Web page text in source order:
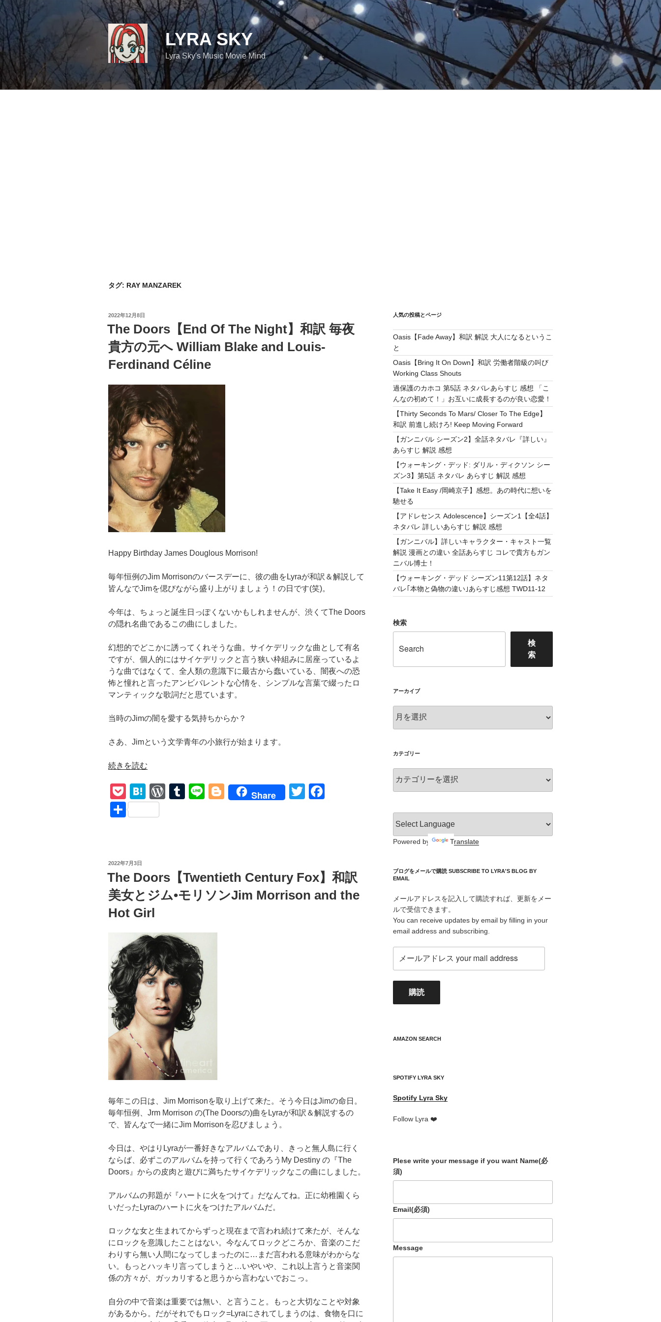
コ
テ
ン
ツ
へ
ス
キ
LYRA SKY
Lyra Sky's Music Movie Mind
タグ: RAY MANZAREK
投
2022年12月8日
The Doors【End Of The Night】和訳 毎夜
貴方の元へ William Blake and Louis-
Ferdinand Céline
Happy Birthday James Douglous Morrison!
毎年恒例のJim Morrisonのバースデーに、彼の曲をLyraが和訳＆解説して
皆んなでJimを偲びながら盛り上がりましょう！の日です(笑)。
今年は、ちょっと誕生日っぽくないかもしれませんが、渋くてThe Doors
の隠れ名曲であるこの曲にしました。
幻想的でどこかに誘ってくれそうな曲。サイケデリックな曲として有名
ですが、個人的にはサイケデリックと言う狭い枠組みに居座っているよ
うな曲ではなくて、全人類の意識下に最古から蠢いている、闇夜への恐
怖と憧れと言ったアンビバレントな心情を、シンプルな言葉で綴ったロ
マンティックな歌詞だと思ています。
当時のJimの闇を愛する気持ちからか？
さあ、Jimという文学青年の小旅行が始まります。
“The
Of
The
Night】
夜
貴
方
の
元
へ
and
Louis-
Ferdinand
Céline”
の
続きを読む
P
o
ck
H
at
e
W
ss
T
Li
Bl
Share
T
o
o
k
共
投
2022年7月3日
The Doors【Twentieth Century Fox】和訳
美女とジム•モリソンJim Morrison and the
Hot Girl
毎年この日は、Jim Morrisonを取り上げて来た。そう今日はJimの命日。
毎年恒例、Jrm Morrison の(The Doorsの)曲をLyraが和訳＆解説するの
で、皆んなで一緒にJim Morrisonを忍びましょう。
今日は、やはりLyraが一番好きなアルバムであり、きっと無人島に行く
ならば、必ずこのアルバムを持って行くであろうMy Destiny の『The
Doors』からの皮肉と遊びに満ちたサイケデリックなこの曲にしました。
アルバムの邦題が『ハートに火をつけて』だなんてね。正に幼稚園くら
いだったLyraのハートに火をつけたアルバムだ。
ロックな女と生まれてからずっと現在まで言われ続けて来たが、そんな
にロックを意識したことはない。今なんてロックどころか、音楽のこだ
わりすら無い人間になってしまったのに…まだ言われる意味がわからな
い。もっとハッキリ言ってしまうと…いやいや、これ以上言うと音楽関
係の方々が、ガッカリすると思うから言わないでおこっ。
自分の中で音楽は重要では無い、と言うこと。もっと大切なことや対象
があるから。だがそれでもロック=Lyraにされてしまうのは、食物を口に
人気の投稿とページ
Oasis【Fade Away】和訳 解説 大人になるというこ
と
Oasis【Bring It On Down】和訳 労働者階級の叫び
Working Class Shouts
過保護のカホコ 第5話 ネタバレあらすじ 感想 「こ
んなの初めて！」お互いに成長するのが良い恋愛！
【Thirty Seconds To Mars/ Closer To The Edge】
和訳 前進し続けろ! Keep Moving Forward
【ガンニバル シーズン2】全話ネタバレ『詳しい』
あらすじ 解説 感想
【ウォーキング・デッド: ダリル・ディクソン シー
ズン3】第5話 ネタバレ あらすじ 解説 感想
【Take It Easy /岡崎京子】感想。あの時代に想いを
馳せる
【アドレセンス Adolescence】シーズン1【全4話】
ネタバレ 詳しいあらすじ 解説 感想
【ガンニバル】詳しいキャラクター・キャスト一覧
解説 漫画との違い 全話あらすじ コレで貴方もガン
ニバル博士！
【ウォーキング・デッド シーズン11第12話】ネタ
バレ｢本物と偽物の違い｣あらすじ感想 TWD11-12
検索
検
索
アーカイブ
ー
カ
ブ
カテゴリー
テ
ゴ
ー
Powered by Translate
ブログをメールで購読 SUBSCRIBE TO LYRA'S BLOG BY
EMAIL
メールアドレスを記入して購読すれば、更新をメー
ルで受信できます。
You can receive updates by email by filling in your
email address and subscribing.
ル
ア
レ
mail
購読
AMAZON SEARCH
SPOTIFY LYRA SKY
Spotify Lyra Sky
Follow Lyra ❤️
Plese write your message if you want Name(必
須)
Email(必須)
Message